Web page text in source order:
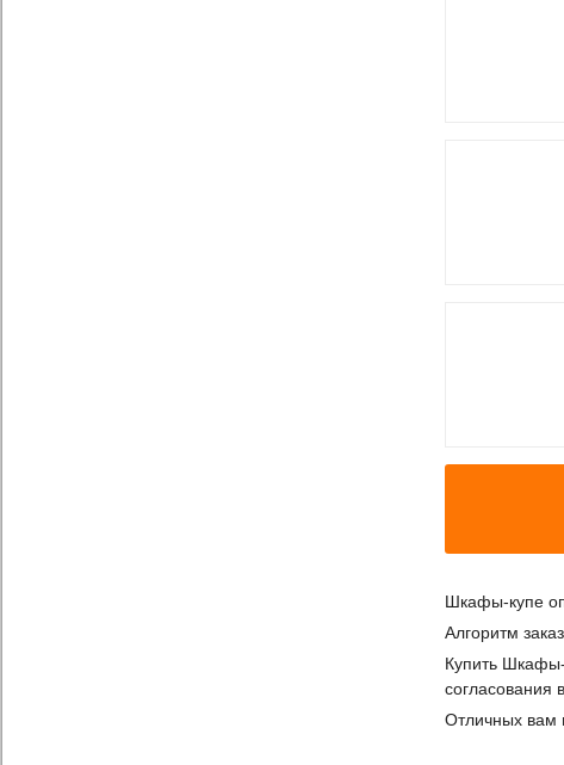
Шкафы-купе
Алгоритм
Купить
согласования
Отличных вам